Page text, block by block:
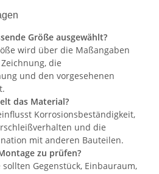
Größe ausgewählt?
wird über die Maßangaben
die
und den vorgesehenen
das Material?
Korrosionsbeständigkeit,
und die
mit anderen Bauteilen.
zu prüfen?
Gegenstück, Einbauraum,